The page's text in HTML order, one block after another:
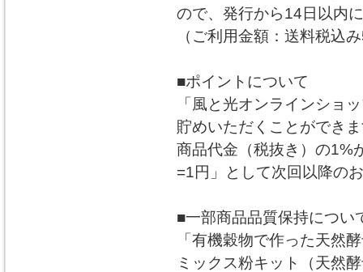
ので、発行から14日以内
（ご利用金額：送料税込
■ポイントについて
「風と光オンラインショ
貯めいただくことができ
商品代金（税抜き）の1%
=1円」として次回以降の
■一部商品品質保持につい
「有機穀物で作った天然
ミックス粉キット（天然